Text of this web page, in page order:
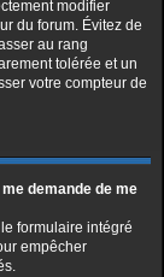
modifier
du forum. Évitez de
au rang
tolérée et un
votre compteur de
demande de me
formulaire intégré
empêcher